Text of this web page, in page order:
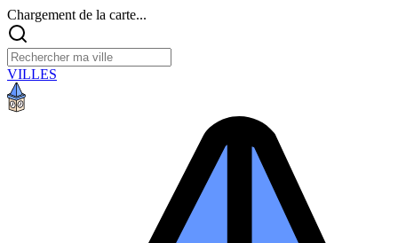
Chargement de la carte...
VILLES